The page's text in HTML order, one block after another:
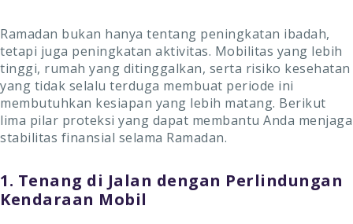
Ramadan bukan hanya tentang peningkatan ibadah,
tetapi juga peningkatan aktivitas. Mobilitas yang lebih
tinggi, rumah yang ditinggalkan, serta risiko kesehatan
yang tidak selalu terduga membuat periode ini
membutuhkan kesiapan yang lebih matang. Berikut
lima pilar proteksi yang dapat membantu Anda menjaga
stabilitas finansial selama Ramadan.
1. Tenang di Jalan dengan Perlindungan
Kendaraan Mobil